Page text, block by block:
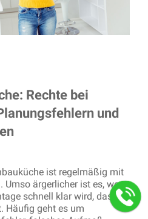
Rechte bei
und
ist regelmäßig mit
Umso ärgerlicher ist es, wenn
schnell klar wird, dass
Häufig geht es um